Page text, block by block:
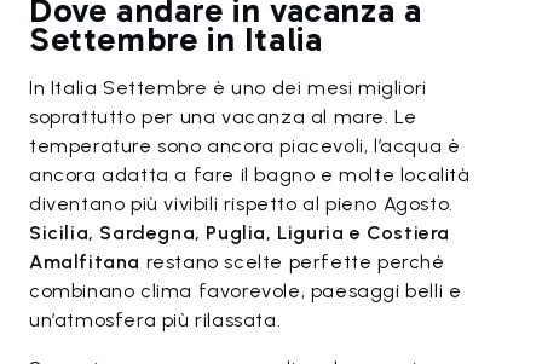
Dove andare in vacanza a
Settembre in Italia
In Italia Settembre è uno dei mesi migliori
soprattutto per una vacanza al mare. Le
temperature sono ancora piacevoli, l’acqua è
ancora adatta a fare il bagno e molte località
diventano più vivibili rispetto al pieno Agosto.
Sicilia, Sardegna, Puglia, Liguria e Costiera
Amalfitana restano scelte perfette perché
combinano clima favorevole, paesaggi belli e
un’atmosfera più rilassata.